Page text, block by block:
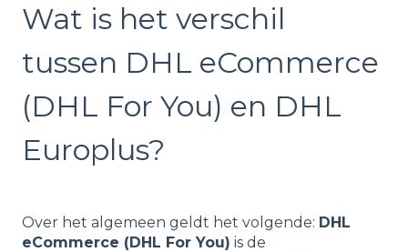
Wat is het verschil
tussen DHL eCommerce
(DHL For You) en DHL
Europlus?
Over het algemeen geldt het volgende: DHL
eCommerce (DHL For You) is de